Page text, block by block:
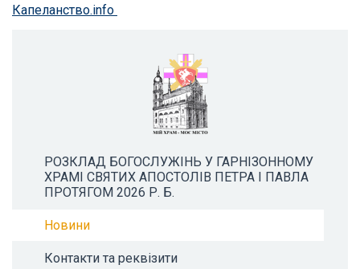
Капеланство.info
РОЗКЛАД БОГОСЛУЖІНЬ У ГАРНІЗОННОМУ
ХРАМІ СВЯТИХ АПОСТОЛІВ ПЕТРА І ПАВЛА
ПРОТЯГОМ 2026 Р. Б.
Новини
Контакти та реквізити